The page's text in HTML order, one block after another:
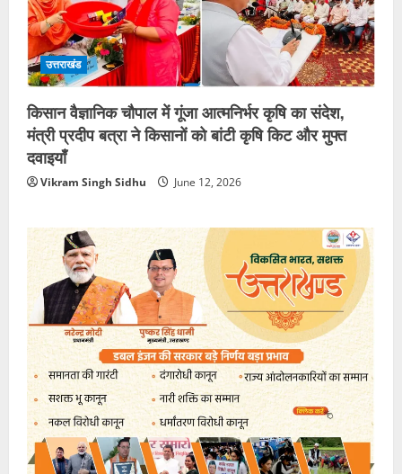
उत्तराखंड
किसान वैज्ञानिक चौपाल में गूंजा आत्मनिर्भर कृषि का संदेश,
मंत्री प्रदीप बत्रा ने किसानों को बांटी कृषि किट और मुफ्त
दवाइयाँ
Vikram Singh Sidhu June 12, 2026